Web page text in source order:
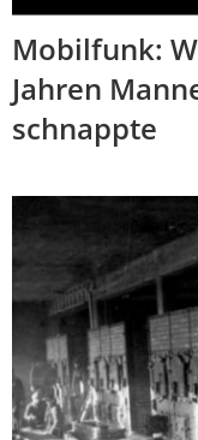
Mobilfunk:
Jahren
schnappte